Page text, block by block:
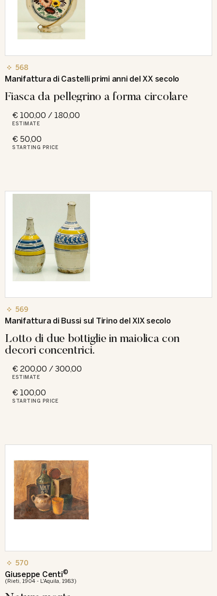
568
Manifattura di Castelli primi anni del XX secolo
Fiasca da pellegrino a forma circolare
€ 100,00 / 180,00
ESTIMATE
€ 50,00
STARTING PRICE
569
Manifattura di Bussi sul Tirino del XIX secolo
Lotto di due bottiglie in maiolica con
decori concentrici.
€ 200,00 / 300,00
ESTIMATE
€ 100,00
STARTING PRICE
570
Giuseppe Centi©
(Rieti, 1904 - L'Aquila, 1983)